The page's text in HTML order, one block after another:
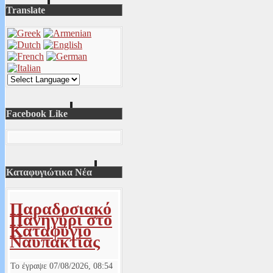
Translate
Facebook Like
Καταφυγιώτικα Νέα
Παραδοσιακό
Πανηγύρι στο
Καταφύγιο
Ναυπακτίας
Το έγραψε 07/08/2026, 08:54